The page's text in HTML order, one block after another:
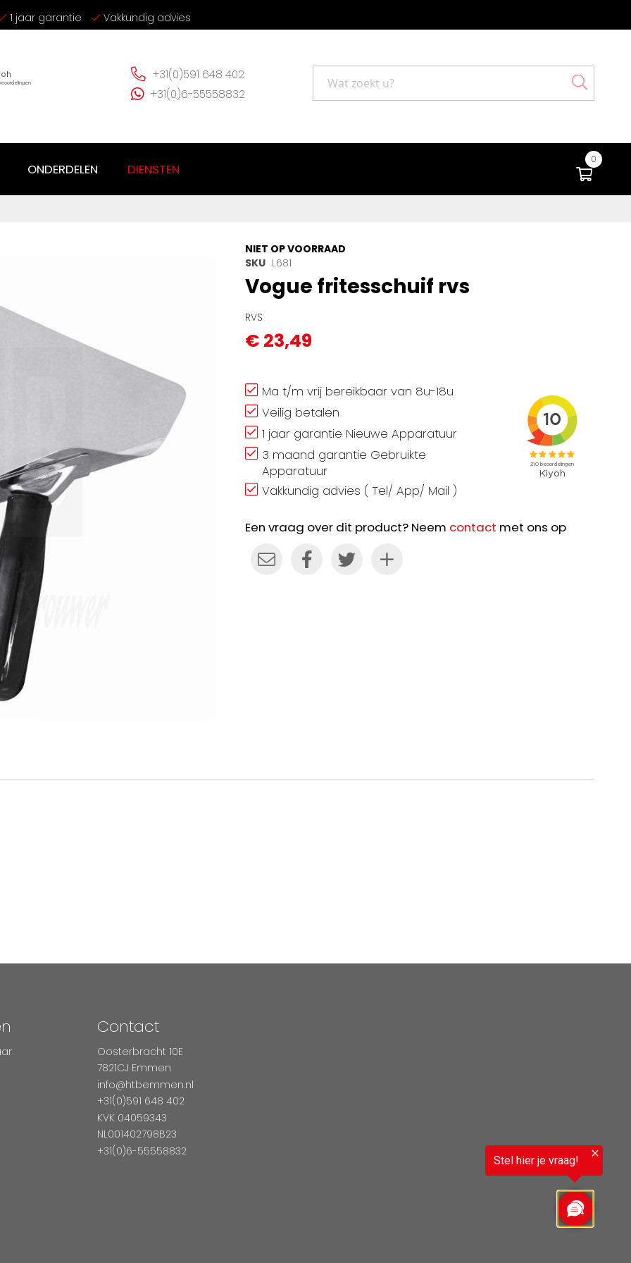
1 jaar garantie Vakkundig advies
+31(0)591 648 402
+31(0)6-55558832
Search
0
ONDERDELEN DIENSTEN
NIET OP VOORRAAD
SKU L681
Vogue fritesschuif rvs
RVS
€ 23,49
Ma t/m vrij bereikbaar van 8u-18u
Veilig betalen
1 jaar garantie Nieuwe Apparatuur
3 maand garantie Gebruikte
Apparatuur
Vakkundig advies ( Tel/ App/ Mail )
Een vraag over dit product? Neem contact met ons op
Contact
Oosterbracht 10E
7821CJ Emmen
info@htbemmen.nl
+31(0)591 648 402
KVK 04059343
NL001402798B23
+31(0)6-55558832